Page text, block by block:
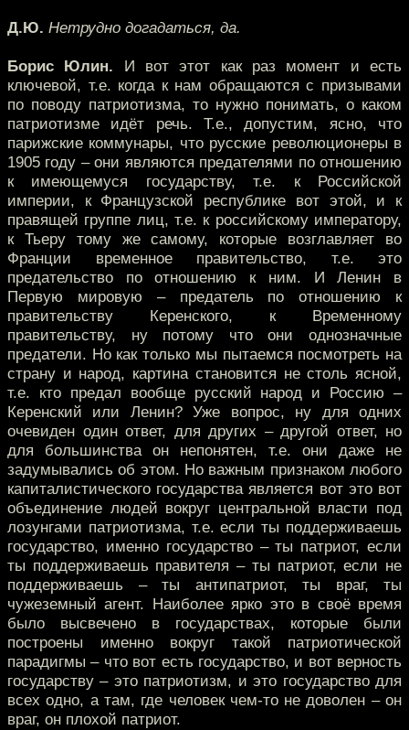
Д.Ю. Нетрудно догадаться, да.
Борис Юлин. И вот этот как раз момент и есть
ключевой, т.е. когда к нам обращаются с призывами
по поводу патриотизма, то нужно понимать, о каком
патриотизме идёт речь. Т.е., допустим, ясно, что
парижские коммунары, что русские революционеры в
1905 году – они являются предателями по отношению
к имеющемуся государству, т.е. к Российской
империи, к Французской республике вот этой, и к
правящей группе лиц, т.е. к российскому императору,
к Тьеру тому же самому, которые возглавляет во
Франции временное правительство, т.е. это
предательство по отношению к ним. И Ленин в
Первую мировую – предатель по отношению к
правительству Керенского, к Временному
правительству, ну потому что они однозначные
предатели. Но как только мы пытаемся посмотреть на
страну и народ, картина становится не столь ясной,
т.е. кто предал вообще русский народ и Россию –
Керенский или Ленин? Уже вопрос, ну для одних
очевиден один ответ, для других – другой ответ, но
для большинства он непонятен, т.е. они даже не
задумывались об этом. Но важным признаком любого
капиталистического государства является вот это вот
объединение людей вокруг центральной власти под
лозунгами патриотизма, т.е. если ты поддерживаешь
государство, именно государство – ты патриот, если
ты поддерживаешь правителя – ты патриот, если не
поддерживаешь – ты антипатриот, ты враг, ты
чужеземный агент. Наиболее ярко это в своё время
было высвечено в государствах, которые были
построены именно вокруг такой патриотической
парадигмы – что вот есть государство, и вот верность
государству – это патриотизм, и это государство для
всех одно, а там, где человек чем-то не доволен – он
враг, он плохой патриот.